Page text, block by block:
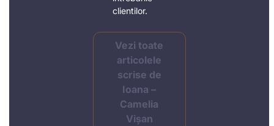
clientilor.
Vezi toate
articolele
scrise de
Ioana –
Camelia
Vișan